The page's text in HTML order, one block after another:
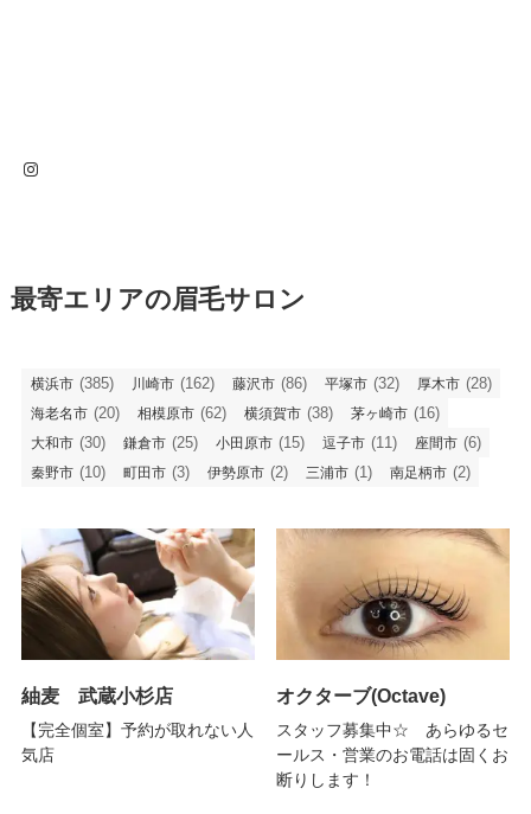
Instagram
最寄エリアの眉毛サロン
横浜市 (385) 川崎市 (162) 藤沢市 (86) 平塚市 (32) 厚木市 (28)
海老名市 (20) 相模原市 (62) 横須賀市 (38) 茅ヶ崎市 (16)
大和市 (30) 鎌倉市 (25) 小田原市 (15) 逗子市 (11) 座間市 (6)
秦野市 (10) 町田市 (3) 伊勢原市 (2) 三浦市 (1) 南足柄市 (2)
紬麦 武蔵小杉店
【完全個室】予約が取れない人
気店
オクターブ(Octave)
スタッフ募集中☆ あらゆるセ
ールス・営業のお電話は固くお
断りします！